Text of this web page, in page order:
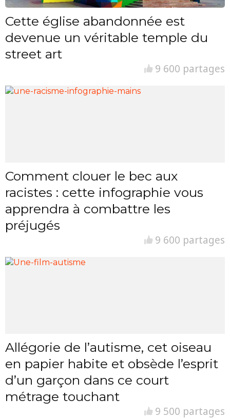
Cette église abandonnée est
devenue un véritable temple du
street art
9 600 partages
Comment clouer le bec aux
racistes : cette infographie vous
apprendra à combattre les
préjugés
9 600 partages
Allégorie de l’autisme, cet oiseau
en papier habite et obsède l’esprit
d’un garçon dans ce court
métrage touchant
9 500 partages